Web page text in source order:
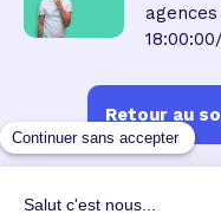
Retour au